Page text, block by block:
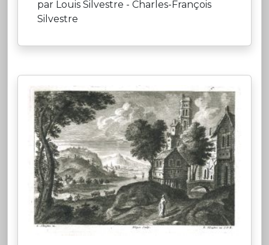
par Louis Silvestre - Charles-François
Silvestre